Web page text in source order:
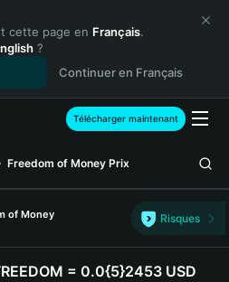
cette page en Français.
?
Continuer en Français
Télécharger maintenant
Freedom of Money Prix
of Money
Risques
= 0.0{5}2453 USD